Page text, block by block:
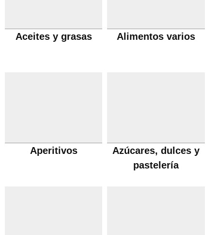
Aceites y grasas Alimentos varios
Aperitivos
Azúcares, dulces y
pastelería